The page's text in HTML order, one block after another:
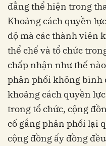
đẳng thể hiện trong
Khoảng cách quyền
độ mà các thành viên
thể chế và tổ chức
chấp nhận như thế
phân phối không bình
khoảng cách quyền
trong tổ chức, cộng
cố gắng phân phối lại
cộng đồng ấy đồng